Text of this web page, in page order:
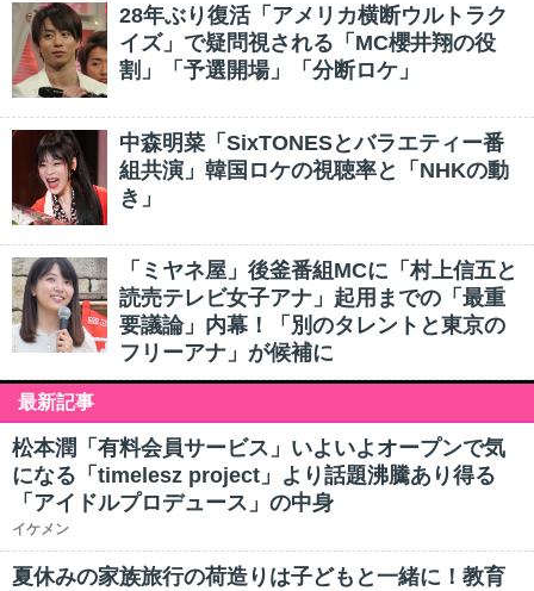
28年ぶり復活「アメリカ横断ウルトラク
イズ」で疑問視される「MC櫻井翔の役
割」「予選開場」「分断ロケ」
中森明菜「SixTONESとバラエティー番
組共演」韓国ロケの視聴率と「NHKの動
き」
「ミヤネ屋」後釜番組MCに「村上信五と
読売テレビ女子アナ」起用までの「最重
要議論」内幕！「別のタレントと東京の
フリーアナ」が候補に
最新記事
松本潤「有料会員サービス」いよいよオープンで気
になる「timelesz project」より話題沸騰あり得る
「アイドルプロデュース」の中身
イケメン
夏休みの家族旅行の荷造りは子どもと一緒に！教育